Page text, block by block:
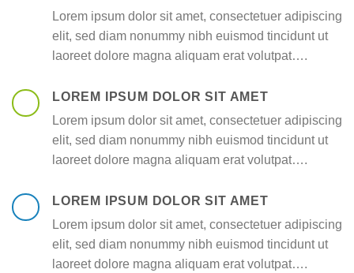
Lorem ipsum dolor sit amet, consectetuer adipiscing
elit, sed diam nonummy nibh euismod tincidunt ut
laoreet dolore magna aliquam erat volutpat….
LOREM IPSUM DOLOR SIT AMET
Lorem ipsum dolor sit amet, consectetuer adipiscing
elit, sed diam nonummy nibh euismod tincidunt ut
laoreet dolore magna aliquam erat volutpat….
LOREM IPSUM DOLOR SIT AMET
Lorem ipsum dolor sit amet, consectetuer adipiscing
elit, sed diam nonummy nibh euismod tincidunt ut
laoreet dolore magna aliquam erat volutpat….